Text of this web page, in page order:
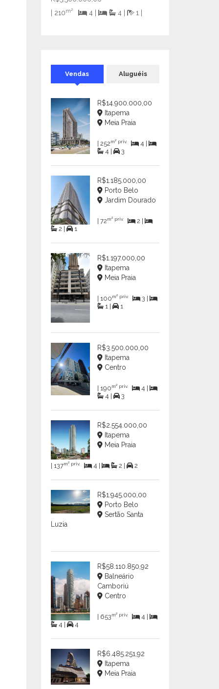
| 210m² 4 | 4 | 1 |
Vendas Aluguéis
R$14.900.000,00
Itapema
Meia Praia
| 252m² priv.
4 |
4 |
3
R$1.185.000,00
Porto Belo
Jardim Dourado
| 72m² priv.
2 |
2 |
1
R$1.197.000,00
Itapema
Meia Praia
| 100m² priv.
3 |
1 |
1
R$3.500.000,00
Itapema
Centro
| 190m² priv.
4 |
4 |
3
R$2.554.000,00
Itapema
Meia Praia
| 137m² priv. 4 | 2 | 2
R$1.945.000,00
Porto Belo
Sertão Santa
Luzia
R$58.110.850,92
Balneário
Camboriú
Centro
| 653m² priv.
4 |
4 |
4
R$6.485.251,92
Itapema
Meia Praia